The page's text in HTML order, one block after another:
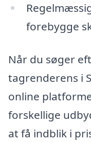
forebygge
Når du søger
tagrenderens i
online
forskellige
at få indblik i